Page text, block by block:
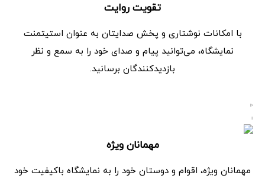
تقویت روایت
با امکانات نوشتاری و پخش صدایتان به عنوان استیتمنت
نمایشگاه، می‌توانید پیام و صدای خود را به سمع و نظر
بازدیدکنندگان برسانید.
مهمانان ویژه
مهمانان ویژه، اقوام و دوستان خود را به نمایشگاه باکیفیت خود